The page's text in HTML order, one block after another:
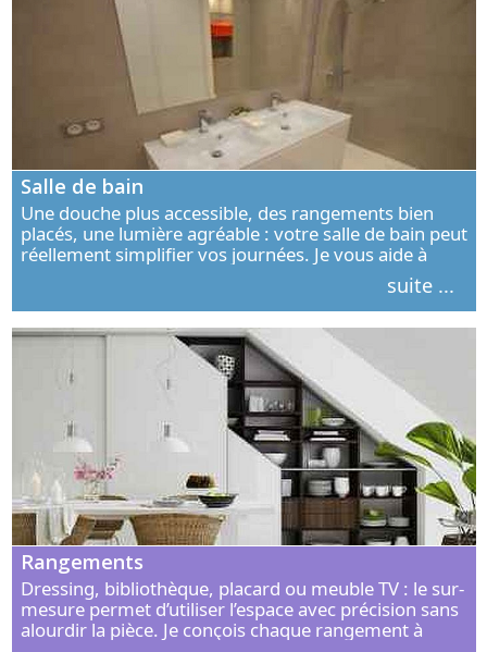
Salle de bain
Une douche plus accessible, des rangements bien
placés, une lumière agréable : votre salle de bain peut
réellement simplifier vos journées. Je vous aide à
concevoir un espace élégant, confortable et adapté à
suite ...
Rangements
Dressing, bibliothèque, placard ou meuble TV : le sur-
mesure permet d’utiliser l’espace avec précision sans
alourdir la pièce. Je conçois chaque rangement à